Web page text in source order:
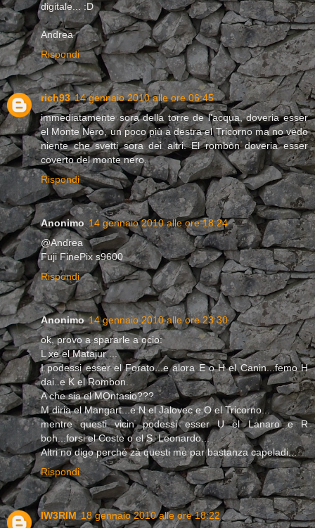
digitale... :D
Andrea
Rispondi
rich93 14 gennaio 2010 alle ore 06:45
immediatamente sora della torre de l'acqua, doveria esser
el Monte Nero, un poco più a destra el Tricorno ma no vedo
niente che svetti sora dei altri. El rombòn doveria esser
coverto del monte nero.
Rispondi
Anonimo 14 gennaio 2010 alle ore 18:24
@Andrea
Fuji FinePix s9600
Rispondi
Anonimo 14 gennaio 2010 alle ore 23:30
ok, provo a spararle a ocio:
L xe el Matajur ...
I podessi esser el Forato...e alora E o H el Canin...femo H
dai..e K el Rombon.
A che sia el MOntasio???
M diria el Mangart...e N el Jalovec e O el Tricorno...
mentre questi vicin podessi esser U el Lanaro e R
boh...forsi el Coste o el S. Leonardo...
Altri no digo perchè zà questi me par bastanza capeladi...
Rispondi
IW3RIM 18 gennaio 2010 alle ore 18:22